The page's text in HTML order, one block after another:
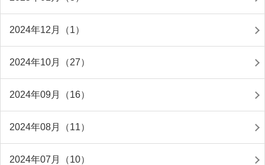
2024年12月（1）
2024年10月（27）
2024年09月（16）
2024年08月（11）
2024年07月（10）